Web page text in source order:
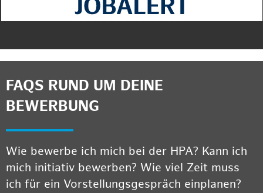
FAQS RUND UM DEINE
BEWERBUNG
Wie bewerbe ich mich bei der HPA? Kann ich
mich initiativ bewerben? Wie viel Zeit muss
ich für ein Vorstellungsgespräch einplanen?